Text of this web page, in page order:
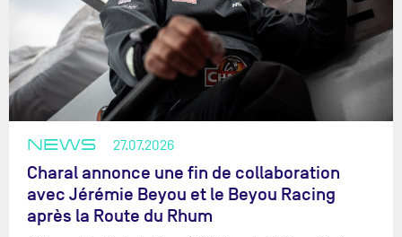
NEWS 27.07.2026
Charal annonce une fin de collaboration
avec Jérémie Beyou et le Beyou Racing
après la Route du Rhum